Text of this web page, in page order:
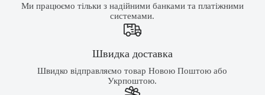
Ми працюємо тільки з надійними банками та платіжними
системами.
Швидка доставка
Швидко відправляємо товар Новою Поштою або
Укрпоштою.